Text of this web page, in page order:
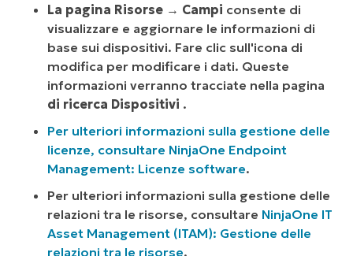
La pagina Risorse → Campi consente di
visualizzare e aggiornare le informazioni di
base sui dispositivi. Fare clic sull'icona di
modifica per modificare i dati. Queste
informazioni verranno tracciate nella pagina
di ricerca Dispositivi .
Per ulteriori informazioni sulla gestione delle
licenze, consultare NinjaOne Endpoint
Management: Licenze software.
Per ulteriori informazioni sulla gestione delle
relazioni tra le risorse, consultare NinjaOne IT
Asset Management (ITAM): Gestione delle
relazioni tra le risorse.